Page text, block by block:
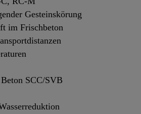
Gesteinskörung
im Frischbeton
SCC/SVB